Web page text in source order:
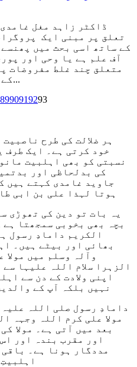
ڈاکٹر زاہد مغل
تعلق پر مبنی ایک
کے ساتھ اسی بحث میں
آف علم ہے یا وحی اور
متعلق چند غلط مفروضات
کے تعلق پر گفتگو کرتے ہوئے...
8990919293
ہر ضلالت کی طرح
خود کرتی ہے۔ ایک طرف
نسبتی کو بھی اہلبیت
کی بدلحاظی اور
جاوید غامدی کہتے ہیں
ہوتا لہذا علی بن ابی
یہ بات تو دین کی تھوڑی
بچہ بھی بخوبی سمجھتا ہے
الکریم دامادِ رسول
بھائی اور بیٹے ہیں۔
وآلہ
وسلم میں مولا
الزہرا سلام اللہ علیہا
اپنی ولادت کے دن سے
نہیں بلکہ آپ کے
دامادِ رسول صلی اللہ
مولا علی کرم اللہ وجہہ
بعد میں آتی ہے۔ مولا
اور مقرب بندہ اور
مددگار ہونا ہے۔